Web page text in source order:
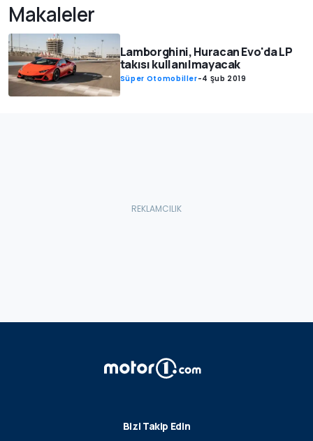
Makaleler
Lamborghini, Huracan Evo'da LP
takısı kullanılmayacak
Süper Otomobiller-4 Şub 2019
Bizi Takip Edin